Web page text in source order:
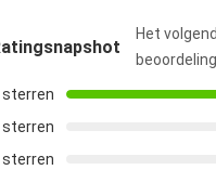
Het
sterren
sterren
sterren